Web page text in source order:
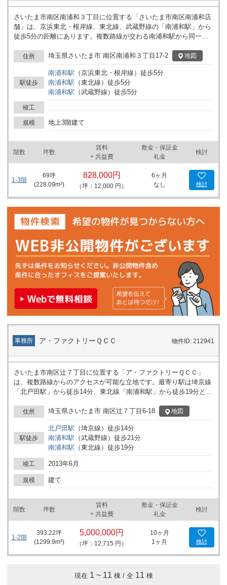
さいたま市南区南浦和３丁目に位置する「さいたま市南区南浦和店
舗」は、京浜東北・根岸線、東北線、武蔵野線の「南浦和駅」から
徒歩5分の距離にあります。複数路線が交わる南浦和駅から同一の
す。 建物は地上3階建てで、エレベーターが1基設置されていま
す。一棟貸しとなっているため、フロアごとに異なる用途での利用
や拠点の一体的な運営など、計画に合わせた空間の使い方が可能で
す。開放的な利用イメージが想定され、事業運営に必要な動線を建
物全体で柔軟に構築できます。 南浦和３丁目のエリアは、周辺環境
との調和を図りやすい立地です。建物全体を自由度高く活用したい
事業者や、個別性の高いレイアウトをお考えの方に適しています。
詳細はお問い合わせください。
住所 埼玉県さいたま市 南区南浦和３丁目17-2 地図
駅徒歩
南浦和駅 （京浜東北・根岸線 ） 徒歩5分
南浦和駅 （東北線 ） 徒歩5分
南浦和駅 （武蔵野線 ） 徒歩5分
竣工
規模 地上3階建て
階数 坪数
賃料
+ 共益費
敷金・保証金
礼金
検討
1-3階
69坪
(228.09m²)
828,000円
（坪：12,000 円）
6ヶ月
なし
検討
事務所 ア・ファクトリーＱＣＣ 物件ID: 212941
さいたま市南区辻７丁目に位置する「ア・ファクトリーＱＣＣ」
は、複数路線からのアクセスが可能な立地です。最寄り駅は埼京線
「北戸田駅」から徒歩14分、東北線「南浦和駅」から徒歩19分とな
周辺道路の整備状況や地域の落ち着いた環境は、様々な事業所やオ
フィスの拠点としての利用を想定しやすいものです。 建物は2013
年6月竣工となっており、継続的な事業活動の拠点や分室、各種サ
ービス拠点としての検討に適しています。また、さいたま市南区辻
７丁目の地域特性を活かし、近隣エリアとの連携や地域密着型の事
業展開を目指す企業にも利用が考えられます。 事業用物件として、
建物の構造や面積、付帯設備など詳細なご要望がある際には、個別
のお問い合わせにてご案内いたします。新規事業拠点や既存の業務
拠点としてご検討される方は、詳細はお問い合わせください。
住所 埼玉県さいたま市 南区辻７丁目6-18 地図
駅徒歩
北戸田駅 （埼京線 ） 徒歩14分
南浦和駅 （武蔵野線 ） 徒歩21分
南浦和駅 （東北線 ） 徒歩19分
竣工 2013年6月
規模 建て
階数 坪数
賃料
+ 共益費
敷金・保証金
礼金
検討
1-2階
393.22坪
(1299.9m²)
5,000,000円
（坪：12,715 円）
10ヶ月
1ヶ月
検討
現在 1 ~ 11 棟 / 全 11棟